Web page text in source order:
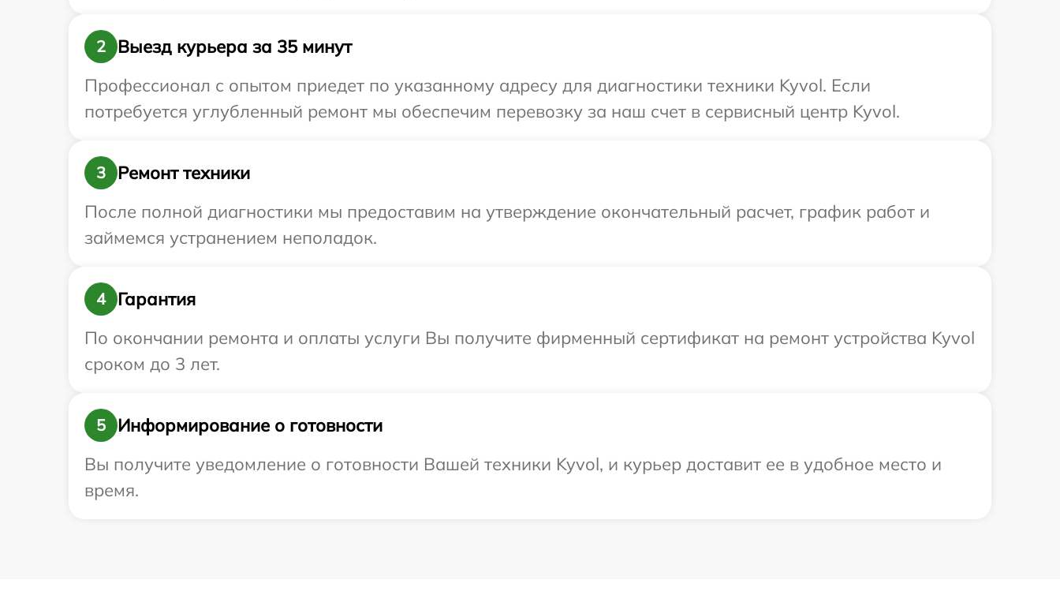
2
Выезд курьера за 35 минут
Профессионал с опытом приедет по указанному адресу для диагностики техники Kyvol. Если
потребуется углубленный ремонт мы обеспечим перевозку за наш счет в сервисный центр Kyvol.
3
Ремонт техники
После полной диагностики мы предоставим на утверждение окончательный расчет, график работ и
займемся устранением неполадок.
4
Гарантия
По окончании ремонта и оплаты услуги Вы получите фирменный сертификат на ремонт устройства Kyvol
сроком до 3 лет.
5
Информирование о готовности
Вы получите уведомление о готовности Вашей техники Kyvol, и курьер доставит ее в удобное место и
время.